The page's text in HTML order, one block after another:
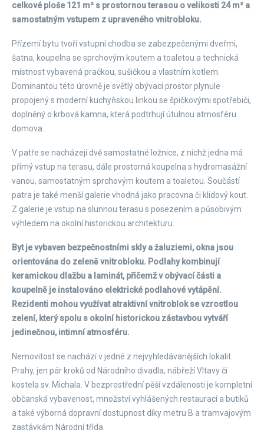
celkové ploše 121 m² s prostornou terasou o velikosti 24 m² a
samostatným vstupem z upraveného vnitrobloku.
Přízemí bytu tvoří vstupní chodba se zabezpečenými dveřmi,
šatna, koupelna se sprchovým koutem a toaletou a technická
místnost vybavená pračkou, sušičkou a vlastním kotlem.
Dominantou této úrovně je světlý obývací prostor plynule
propojený s moderní kuchyňskou linkou se špičkovými spotřebiči,
doplněný o krbová kamna, která podtrhují útulnou atmosféru
domova.
V patře se nacházejí dvě samostatné ložnice, z nichž jedna má
přímý vstup na terasu, dále prostorná koupelna s hydromasážní
vanou, samostatným sprchovým koutem a toaletou. Součástí
patra je také menší galerie vhodná jako pracovna či klidový kout.
Z galerie je vstup na slunnou terasu s posezením a působivým
výhledem na okolní historickou architekturu.
Byt je vybaven bezpečnostními skly a žaluziemi, okna jsou
orientována do zeleně vnitrobloku. Podlahy kombinují
keramickou dlažbu a laminát, přičemž v obývací části a
koupelně je instalováno elektrické podlahové vytápění.
Rezidenti mohou využívat atraktivní vnitroblok se vzrostlou
zelení, který spolu s okolní historickou zástavbou vytváří
jedinečnou, intimní atmosféru.
Nemovitost se nachází v jedné z nejvyhledávanějších lokalit
Prahy, jen pár kroků od Národního divadla, nábřeží Vltavy či
kostela sv. Michala. V bezprostřední pěší vzdálenosti je kompletní
občanská vybavenost, množství vyhlášených restaurací a butiků
a také výborná dopravní dostupnost díky metru B a tramvajovým
zastávkám Národní třída.